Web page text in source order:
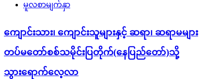
မူလစာမျက်နှာ
ကျောင်းသား၊ ကျောင်းသူများနှင့် ဆရာ၊ ဆရာမများ
တပ်မတော်စစ်သမိုင်းပြတိုက်(နေပြည်တော်)သို့
သွားရောက်လေ့လာ